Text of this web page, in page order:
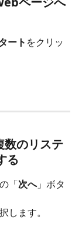
ート をクリッ
数のリステ
る
「次へ」ボタ
します。